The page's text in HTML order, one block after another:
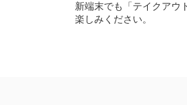
新端末でも「テイクアウ
楽しみください。